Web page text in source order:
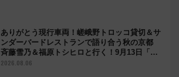
ありがとう現行車両！嵯峨野トロッコ貸切＆サ
ンダーバードレストランで語り合う秋の京都
斉藤雪乃＆福原トシヒロと行く！9月13日「京
都の鉄道満喫ツアー」開催
2026.08.06